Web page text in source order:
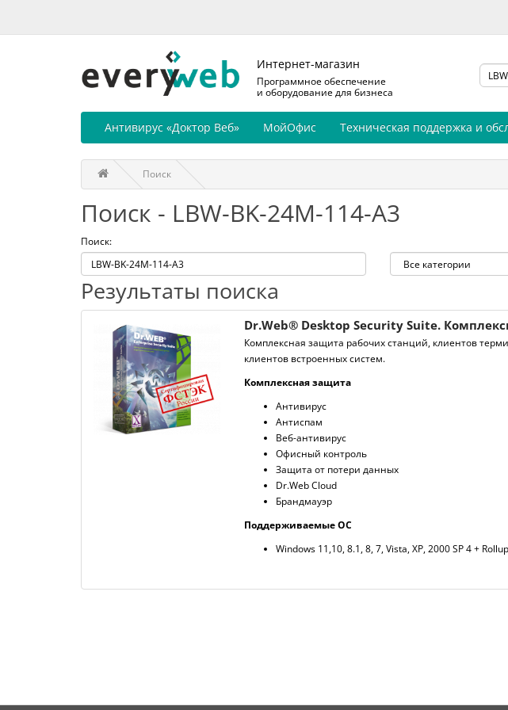
Интернет-магазин
Программное обеспечение
и оборудование для бизнеса
Антивирус «Доктор Веб» МойОфис Техническая поддержка и
Поиск
Поиск - LBW-BK-24M-114-A3
Поиск:
Результаты поиска
Dr.Web® Desktop Security Suite.
Комплексная защита рабочих станций, клиентов
клиентов встроенных систем.
Комплексная защита
Антивирус
Антиспам
Веб-антивирус
Офисный контроль
Защита от потери данных
Dr.Web Cloud
Брандмауэр
Поддерживаемые ОС
Windows 11,10, 8.1, 8, 7, Vista, XP, 2000 SP 4 +